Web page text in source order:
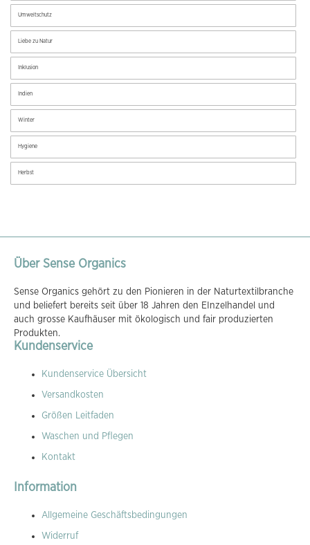
Umweltschutz
Liebe zu Natur
Inklusion
Indien
Winter
Hygiene
Herbst
Über Sense Organics
Sense Organics gehört zu den Pionieren in der Naturtextilbranche
und beliefert bereits seit über 18 Jahren den EInzelhandel und
auch grosse Kaufhäuser mit ökologisch und fair produzierten
Produkten.
Kundenservice
Kundenservice Übersicht
Versandkosten
Größen Leitfaden
Waschen und Pflegen
Kontakt
Information
Allgemeine Geschäftsbedingungen
Widerruf